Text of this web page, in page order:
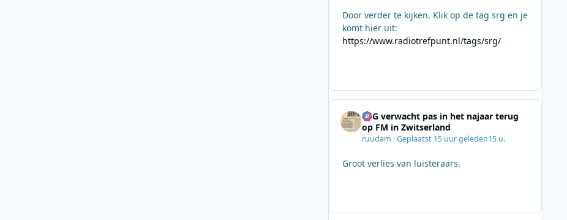
Door verder te kijken. Klik op de tag srg en je
komt hier uit:
https://www.radiotrefpunt.nl/tags/srg/
SRG verwacht pas in het najaar terug
op FM in Zwitserland
ruudam ·Geplaatst 15 uur geleden15 u.
Groot verlies van luisteraars.